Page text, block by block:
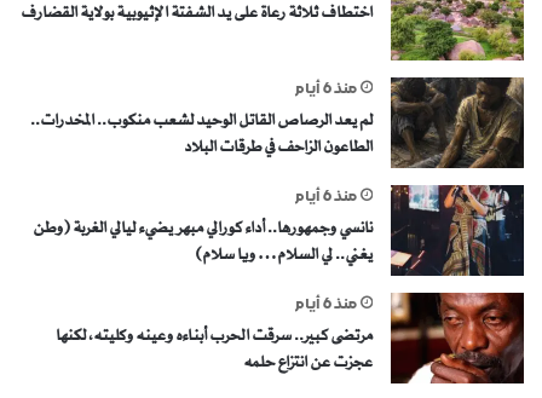
اختطاف ثلاثة رعاة على يد الشفتة الإثيوبية بولاية القضارف
منذ 6 أيام
لم يعد الرصاص القاتل الوحيد لشعب منكوب.. المخدرات..
الطاعون الزاحف في طرقات البلاد
منذ 6 أيام
نانسي وجمهورها.. أداء كورالي مبهر يضيء ليالي الغربة (وطن
يغني.. لي السلام… ويا سلام)
منذ 6 أيام
مرتضى كبير.. سرقت الحرب أبناءه وعينه وكليته، لكنها
عجزت عن انتزاع حلمه